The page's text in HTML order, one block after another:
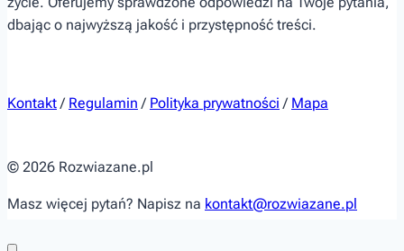
dbając o najwyższą jakość i przystępność treści.
Kontakt/ Regulamin / Polityka prywatności / Mapa
© 2026 Rozwiazane.pl
Masz więcej pytań? Napisz na kontakt@rozwiazane.pl